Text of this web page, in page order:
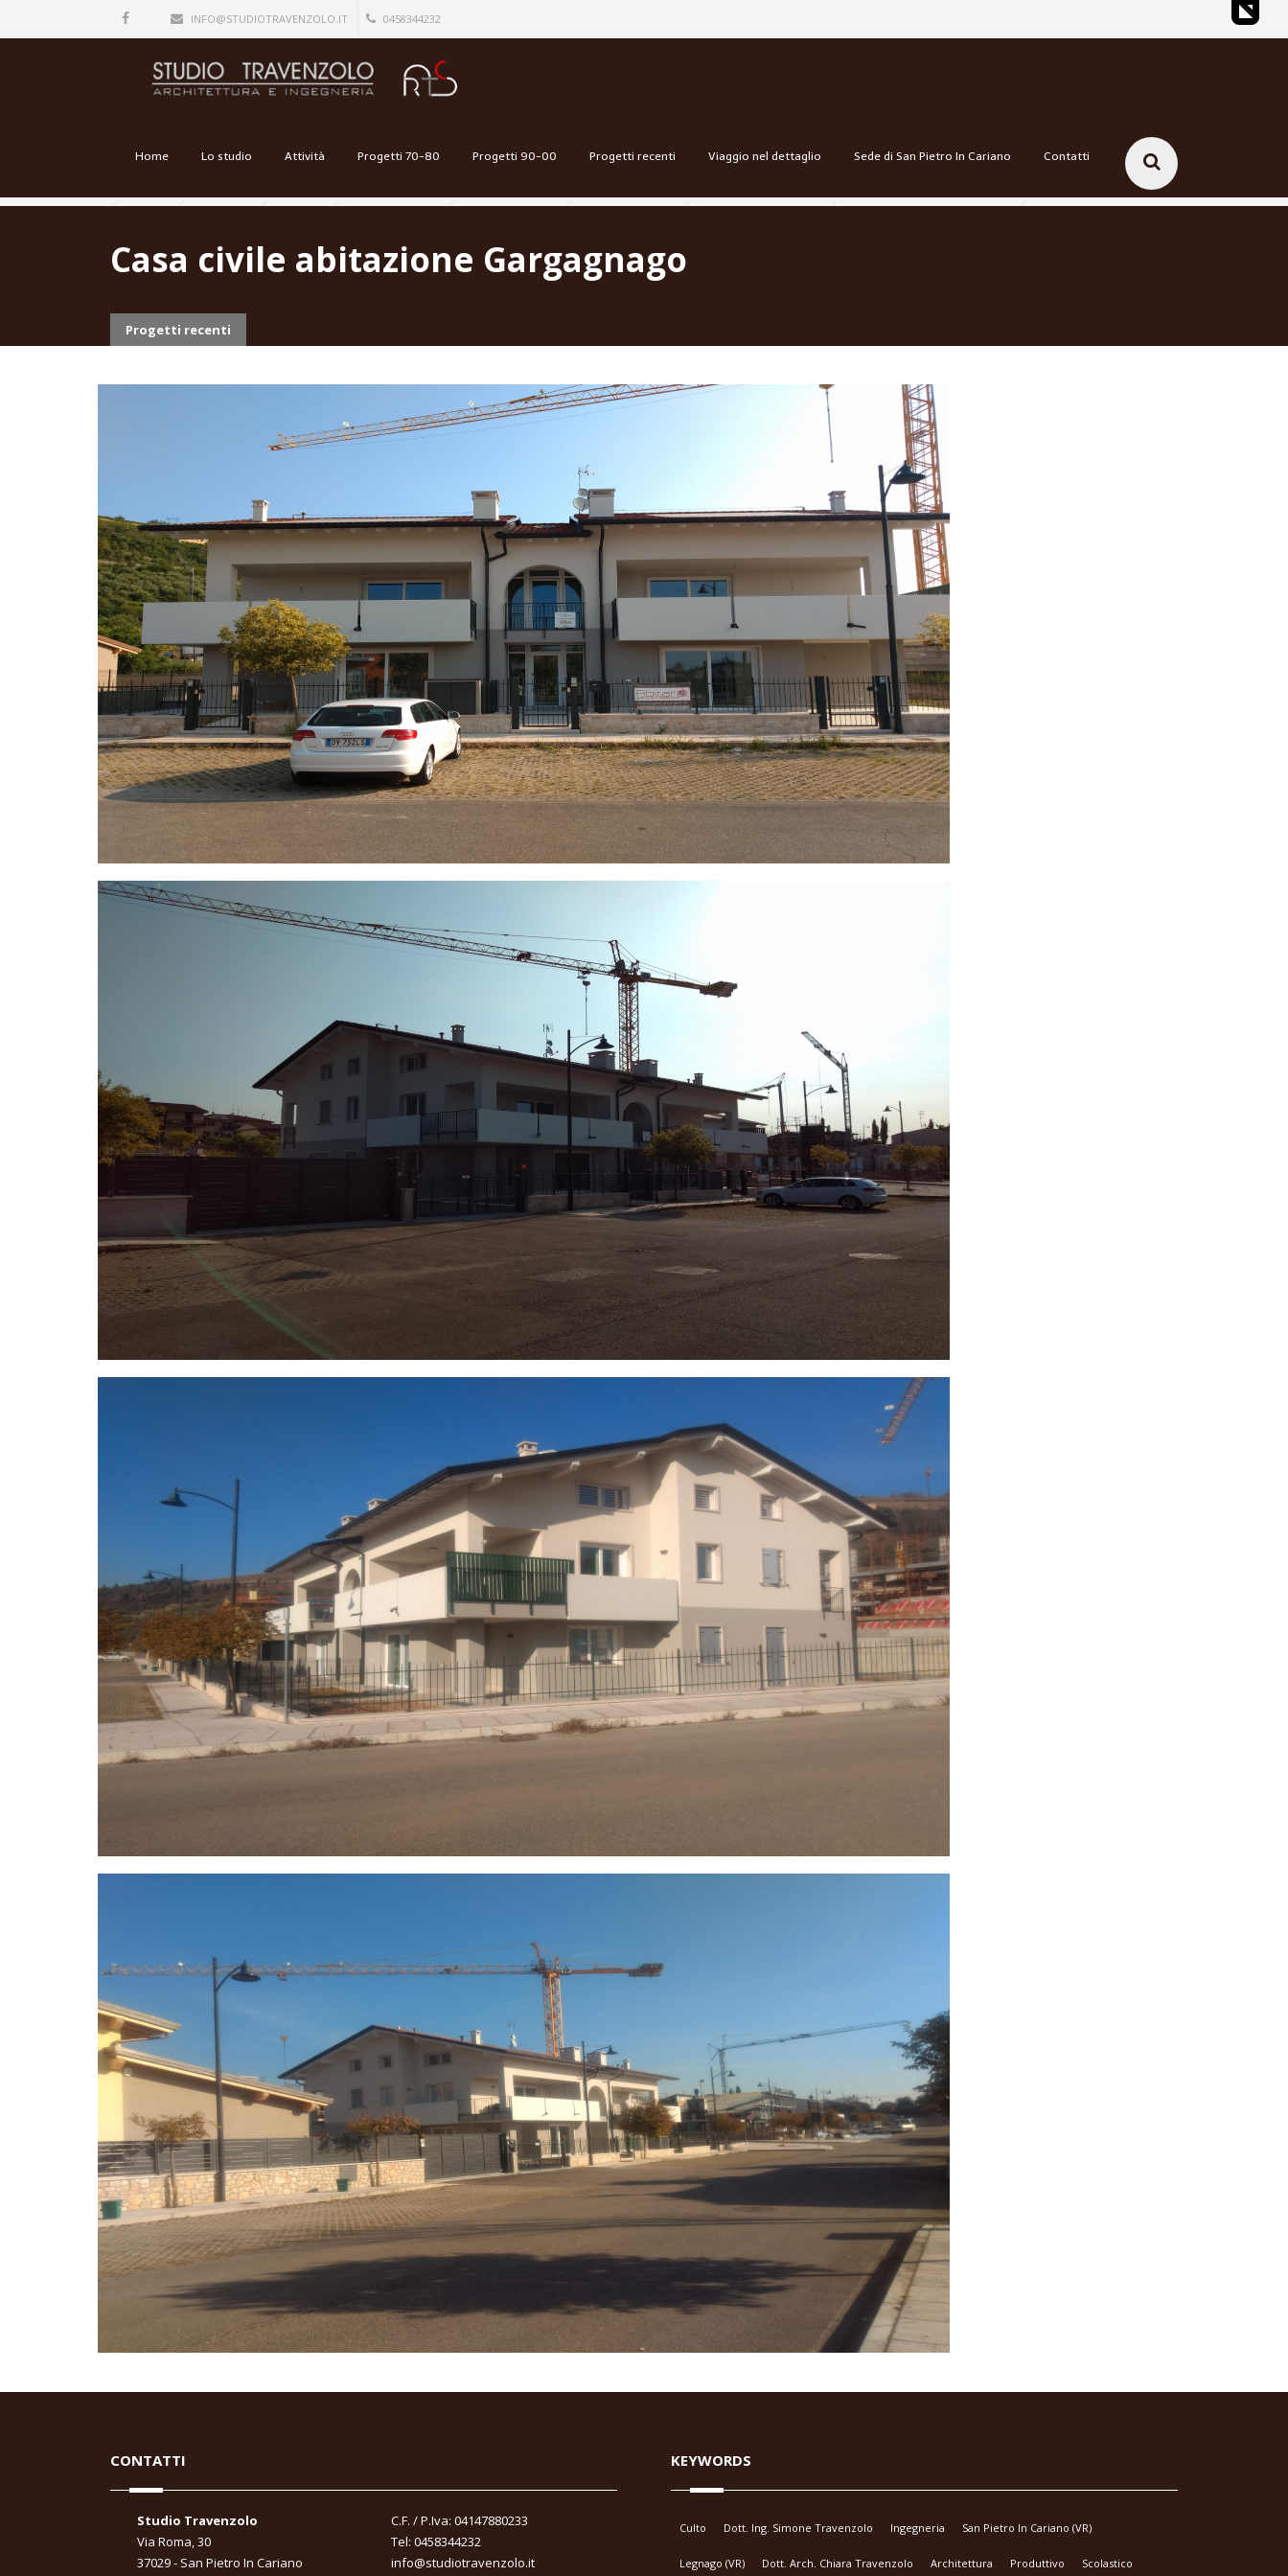
INFO@STUDIOTRAVENZOLO.IT 0458344232
Home Lo studio Attività Progetti 70-80 Progetti 90-00 Progetti recenti Viaggio nel dettaglio Sede di San Pietro In Cariano Contatti
Casa civile abitazione Gargagnago
Progetti recenti
CONTATTI
Studio Travenzolo
Via Roma, 30
37029 - San Pietro In Cariano
C.F. / P.Iva: 04147880233
Tel: 0458344232
info@studiotravenzolo.it
KEYWORDS
Culto Dott. Ing. Simone Travenzolo Ingegneria San Pietro In Cariano (VR)
Legnago (VR) Dott. Arch. Chiara Travenzolo Architettura Produttivo Scolastico